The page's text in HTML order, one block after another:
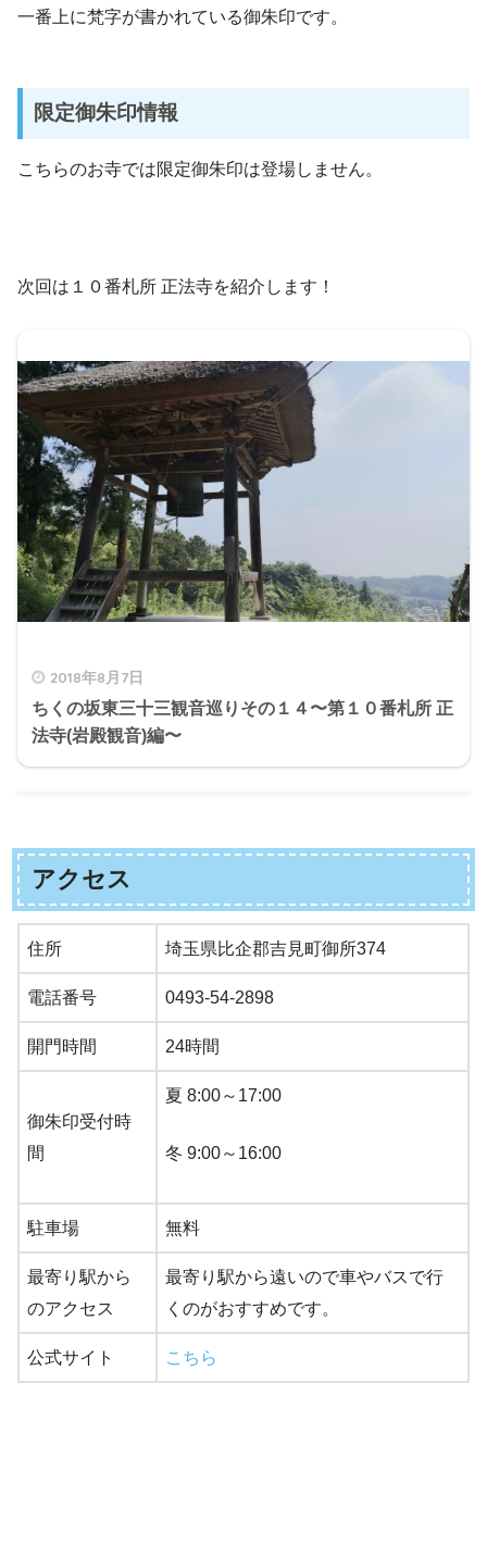
一番上に梵字が書かれている御朱印です。
限定御朱印情報
こちらのお寺では限定御朱印は登場しません。
次回は１０番札所 正法寺を紹介します！
2018年8月7日
ちくの坂東三十三観音巡りその１４〜第１０番札所 正
法寺(岩殿観音)編〜
アクセス
住所 埼玉県比企郡吉見町御所374
電話番号 0493-54-2898
開門時間 24時間
御朱印受付時
間
夏 8:00～17:00
冬 9:00～16:00
駐車場 無料
最寄り駅から
のアクセス
最寄り駅から遠いので車やバスで行
くのがおすすめです。
公式サイト こちら